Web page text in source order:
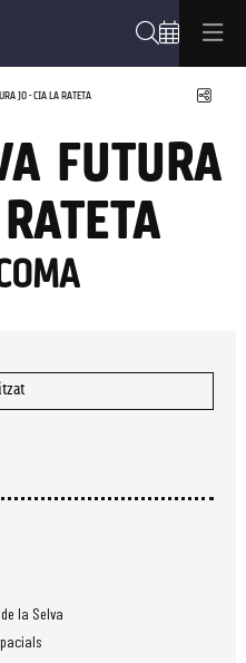
JO - CIA LA RATETA
FUTURA
la Selva